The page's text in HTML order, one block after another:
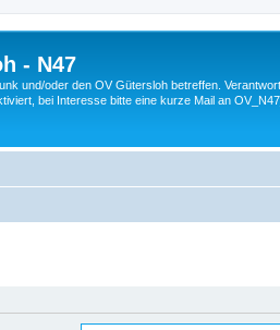
- N47
und/oder den OV Gütersloh betreffen.
bei Interesse bitte eine kurze Mail an